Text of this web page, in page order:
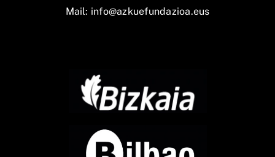
Mail: info@azkuefundazioa.eus